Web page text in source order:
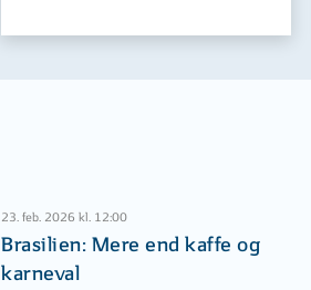
23. feb. 2026 kl. 12:00
Brasilien: Mere end kaffe og
karneval